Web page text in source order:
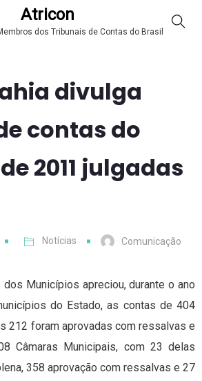
Atricon
dos Tribunais de Contas do Brasil
divulga
contas do
2011 julgadas
Notícias Comunicação
dos Municípios apreciou, durante o ano
do Estado, as contas de 404
212 foram aprovadas com ressalvas e
Câmaras Municipais, com 23 delas
358 aprovação com ressalvas e 27